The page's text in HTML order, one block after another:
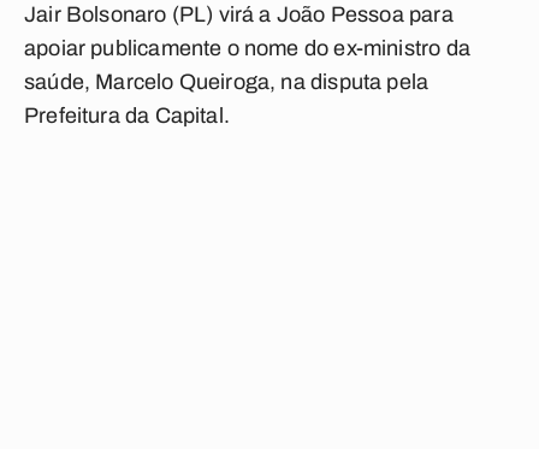
Jair Bolsonaro (PL) virá a João Pessoa para
apoiar publicamente o nome do ex-ministro da
saúde, Marcelo Queiroga, na disputa pela
Prefeitura da Capital.